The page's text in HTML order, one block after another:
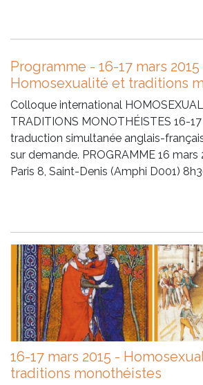
Programme - 16-17 mars 2015
Homosexualité et traditions
Colloque international
TRADITIONS MONOTHÉISTES 16-
traduction simultanée anglais-
sur demande. PROGRAMME 16 mars
Paris 8, Saint-Denis (Amphi D001)
16-17 mars 2015 -
traditions monothéistes